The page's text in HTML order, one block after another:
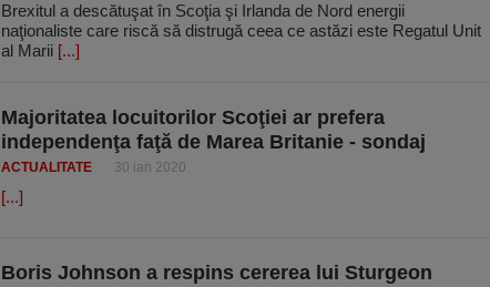
Brexitul a descătuşat în Scoţia şi Irlanda de Nord energii
naţionaliste care riscă să distrugă ceea ce astăzi este Regatul Unit
al Marii [...]
Majoritatea locuitorilor Scoţiei ar prefera
independenţa faţă de Marea Britanie - sondaj
ACTUALITATE 30 ian 2020
[...]
Boris Johnson a respins cererea lui Sturgeon